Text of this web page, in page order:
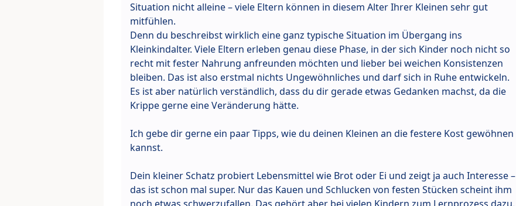
Situation nicht alleine – viele Eltern können in diesem Alter Ihrer Kleinen sehr gut
mitfühlen.
Denn du beschreibst wirklich eine ganz typische Situation im Übergang ins
Kleinkindalter. Viele Eltern erleben genau diese Phase, in der sich Kinder noch nicht so
recht mit fester Nahrung anfreunden möchten und lieber bei weichen Konsistenzen
bleiben. Das ist also erstmal nichts Ungewöhnliches und darf sich in Ruhe entwickeln.
Es ist aber natürlich verständlich, dass du dir gerade etwas Gedanken machst, da die
Krippe gerne eine Veränderung hätte.
Ich gebe dir gerne ein paar Tipps, wie du deinen Kleinen an die festere Kost gewöhnen
kannst.
Dein kleiner Schatz probiert Lebensmittel wie Brot oder Ei und zeigt ja auch Interesse –
das ist schon mal super. Nur das Kauen und Schlucken von festen Stücken scheint ihm